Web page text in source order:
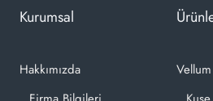
Kurumsal
Hakkımızda